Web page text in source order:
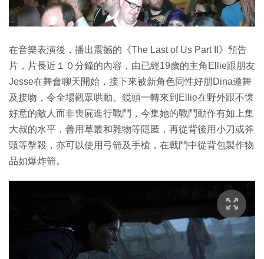
在音樂表演後，播出震撼的《The Last of Us Part II》預告
片，片長近１０分鐘的內容，由已經19歲的主角Ellie跟朋友
Jesse在舞會聊天開始，接下來被新角色同性好朋Dina邀舞
及接吻，令全場觀眾哄動。鏡頭一轉來到Ellie在野外跟不懷
好意的敵人而非喪屍進行戰鬥，今集她的戰鬥動作有如上集
大叔的水平，善用草叢和雜物等隱匿，再從背後用小刀或斧
頭等擊殺，亦可以使用弓箭及手槍，在戰鬥中從背包製作物
品如爆炸箭。